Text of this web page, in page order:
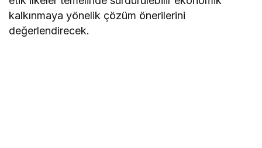
kalkınmaya yönelik çözüm önerilerini
değerlendirecek.